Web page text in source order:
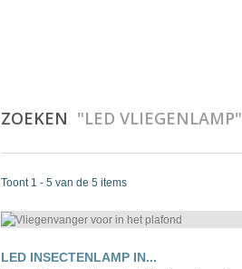
ZOEKEN "LED VLIEGENLAMP"
Toont 1 - 5 van de 5 items
LED INSECTENLAMP IN...